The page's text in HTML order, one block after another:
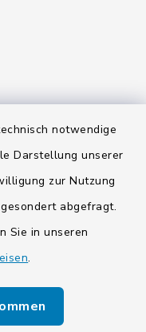
notwendige
Darstellung unserer
zur Nutzung
abgefragt.
Sie in unseren
.